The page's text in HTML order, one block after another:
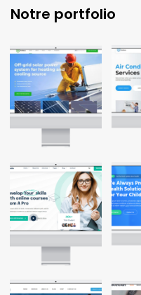
Notre portfolio